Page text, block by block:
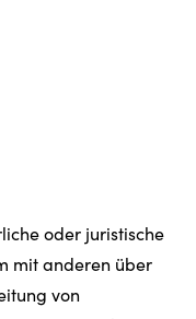
oder juristische
mit anderen über
von